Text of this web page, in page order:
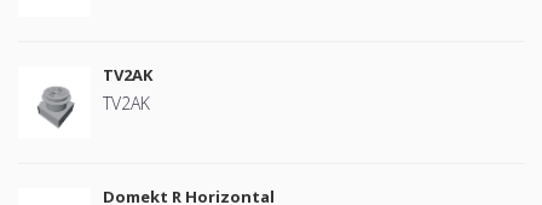
TV2AK
TV2AK
Domekt R Horizontal